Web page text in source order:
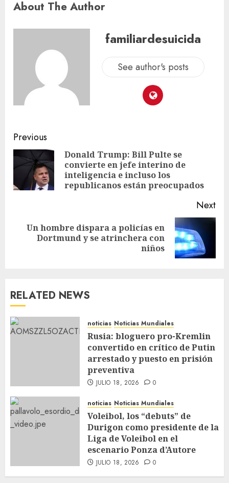
About The Author
familiardesuicida
See author's posts
Previous
Donald Trump: Bill Pulte se
convierte en jefe interino de
inteligencia e incluso los
republicanos están preocupados
Next
Un hombre dispara a policías en
Dortmund y se atrinchera con
niños
RELATED NEWS
noticias Noticias Mundiales
Rusia: bloguero pro-Kremlin
convertido en crítico de Putin
arrestado y puesto en prisión
preventiva
JULIO 18, 2026 0
noticias Noticias Mundiales
Voleibol, los “debuts” de
Durigon como presidente de la
Liga de Voleibol en el
escenario Ponza d’Autore
JULIO 18, 2026 0